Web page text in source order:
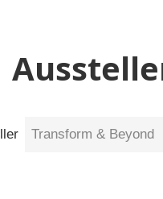
Transform & Beyond